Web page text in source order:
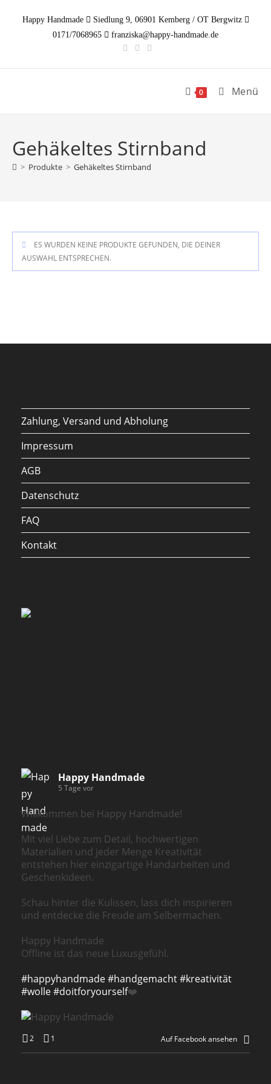
InhaltHappy Handmade
Siedlung 9, 06901 Kemberg / OT Bergwitz
0171/7068965
franziska@happy-handmade.de
0 Menü
Gehäkeltes Stirnband
> Produkte > Gehäkeltes Stirnband
ES WURDEN KEINE PRODUKTE GEFUNDEN, DIE DEINER
AUSWAHL ENTSPRECHEN.
Zahlung, Versand und Abholung
Impressum
AGB
Datenschutz
FAQ
Kontakt
Happy Handmade
5 Tage vor
Willkommen bei Happy Handmade!
Mit viel Liebe zum Detail, hochwertigen
Materialien und jeder Menge Kreativität
entstehen hier einzigartige Handarbeiten und
Geschenkideen.
Schau hinter die Kulissen, lass dich inspirieren
und entdecke die Freude am Selbermachen.
Happy Handmade
Offline ist das neue Luxusgefühl.
#happyhandmade#handgemacht#kreativität
#wolle#doitforyourself❤️
2 1 Auf Facebook ansehen